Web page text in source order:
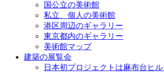
国公立の美術館
私立、個人の美術館
港区周辺のギャラリー
東京都内のギャラリー
美術館マップ
建築の展覧会
日本初プロジェクトは麻布台ヒ